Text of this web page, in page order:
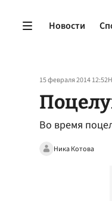
Новости
15 февраля 2014 12:52
Во время
Ника Котова